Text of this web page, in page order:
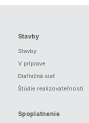
Stavby
Stavby
V príprave
Diaľničná sieť
Štúdie realizovateľnosti
Spoplatnenie